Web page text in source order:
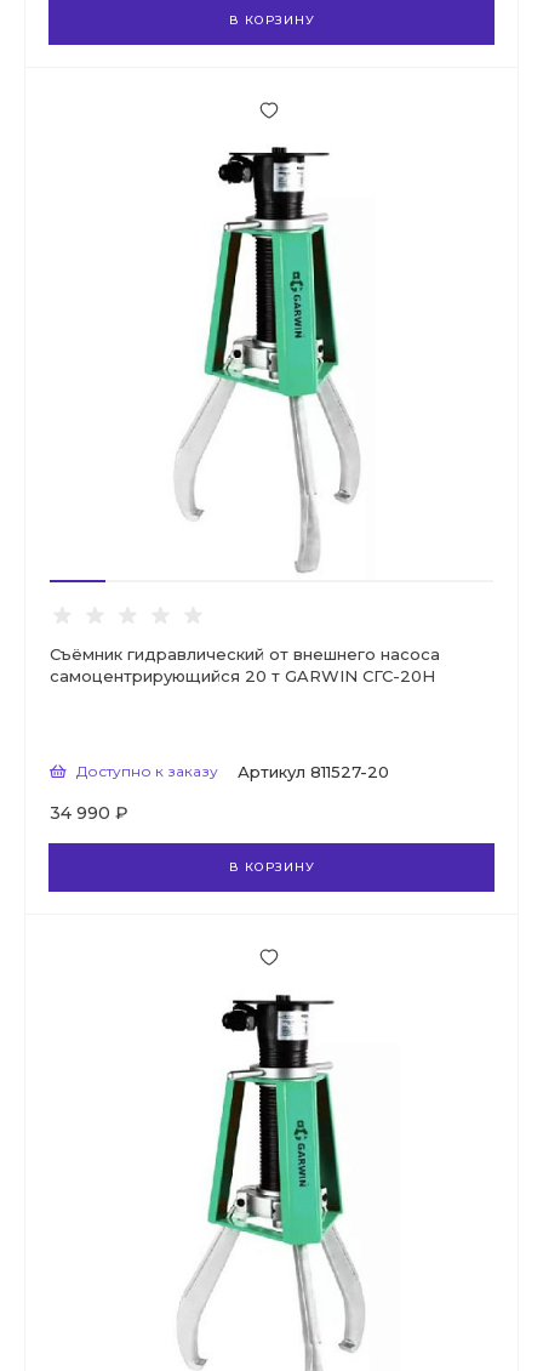
В КОРЗИНУ
Съёмник гидравлический от внешнего насоса
самоцентрирующийся 20 т GARWIN СГС-20Н
Доступно к заказу Артикул 811527-20
34 990 ₽
В КОРЗИНУ